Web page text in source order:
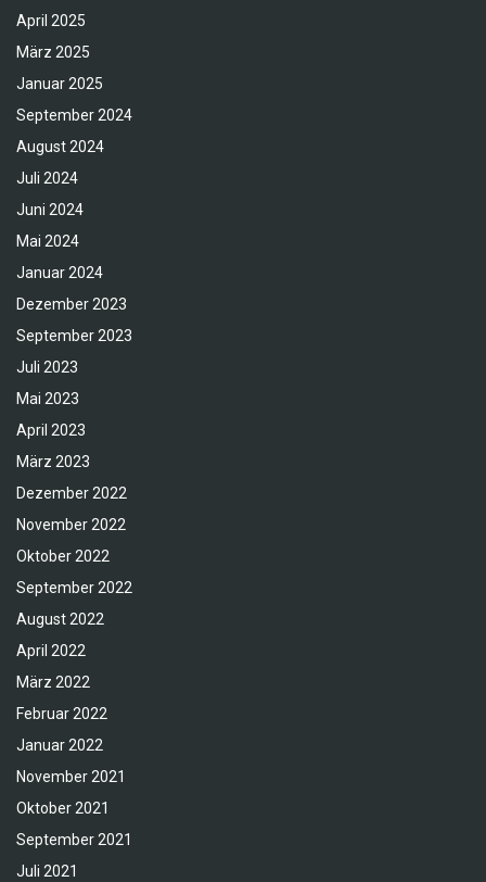
April 2025
März 2025
Januar 2025
September 2024
August 2024
Juli 2024
Juni 2024
Mai 2024
Januar 2024
Dezember 2023
September 2023
Juli 2023
Mai 2023
April 2023
März 2023
Dezember 2022
November 2022
Oktober 2022
September 2022
August 2022
April 2022
März 2022
Februar 2022
Januar 2022
November 2021
Oktober 2021
September 2021
Juli 2021